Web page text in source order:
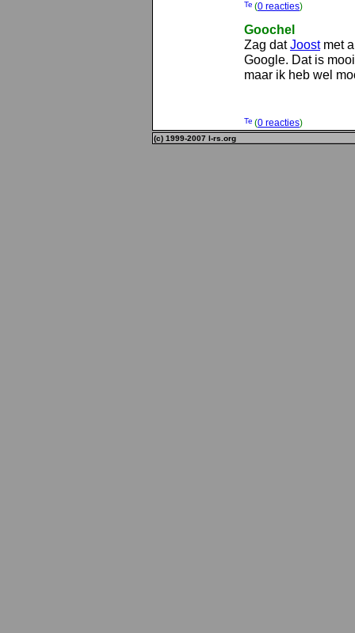
(0 reacties)
Goochel
Zag datJoostmet
Google. Dat is
maar ik heb wel
(0 reacties)
(c) 1999-2007 l-rs.org